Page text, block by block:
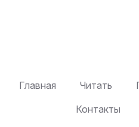
Главная Читать
Контакты